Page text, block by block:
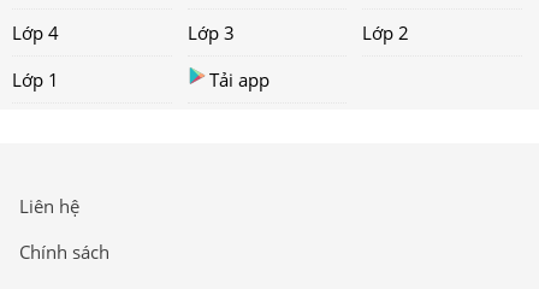
Lớp 4
Lớp 3
Lớp 2
Lớp 1
Tải app
Liên hệ
Chính sách